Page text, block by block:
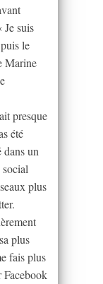
Je suis
le
Marine
presque
été
un
plus
plus
fais plus
Facebook